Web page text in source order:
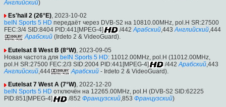
Английский)
Es'hail 2 (26°E), 2023-10-02
beIN Sports 5 HD передаёт через DVB-S2 на 10810.00MHz, pol.H SR:27500
FEC:3/4 SID:8404 PID:441[MPEG-4]
/442 Арабский,443 Английский,444
Арабский (Irdeto 2 & VideoGuard).
Eutelsat 8 West B (8°W) , 2023-09-05
Новая частота для beIN Sports 5 HD: 11012.00MHz, pol.H (11012.00MHz,
pol.H SR:27500 FEC:2/3 SID:2004 PID:441[MPEG-4]
/442 Арабский ,443
Английский,444 Арабский - Irdeto 2 & VideoGuard).
Eutelsat 7 West A (7°W), 2022-12-20
beIN Sports 5 HD отключён на 12265.00MHz, pol.H (DVB-S2 SID:62225
PID:851[MPEG-4]
/852 Французский,853 Французский)